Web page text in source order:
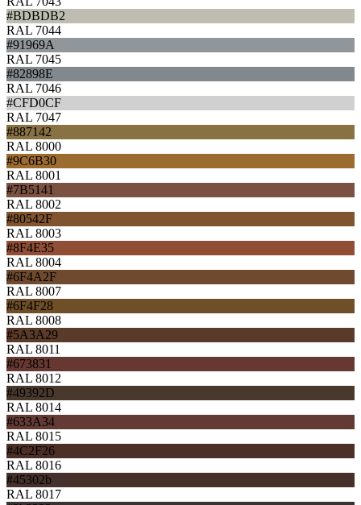
#BDBDB2
RAL 7044
#91969A
RAL 7045
#82898E
RAL 7046
#CFD0CF
RAL 7047
#887142
RAL 8000
#9C6B30
RAL 8001
#7B5141
RAL 8002
#80542F
RAL 8003
#8F4E35
RAL 8004
#6F4A2F
RAL 8007
#6F4F28
RAL 8008
#5A3A29
RAL 8011
#673831
RAL 8012
#49392D
RAL 8014
#633A34
RAL 8015
#4C2F26
RAL 8016
#45302b
RAL 8017